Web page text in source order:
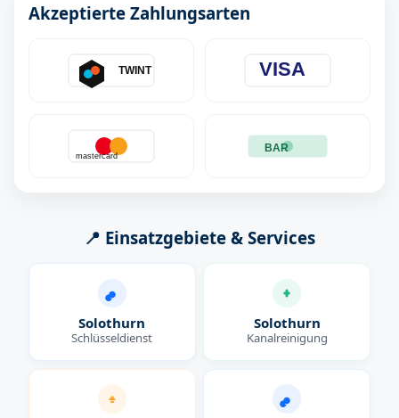
Akzeptierte Zahlungsarten
TWINT VISA
mastercard
BAR
📍 Einsatzgebiete & Services
Solothurn
Schlüsseldienst
Solothurn
Kanalreinigung